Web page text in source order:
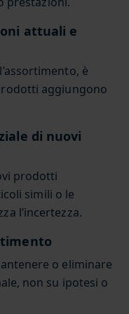
attuali e
è
aggiungono
di nuovi
prodotti
simili o le
l’incertezza.
o eliminare
non su ipotesi o